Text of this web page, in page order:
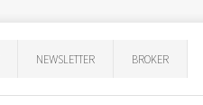
NEWSLETTER BROKER